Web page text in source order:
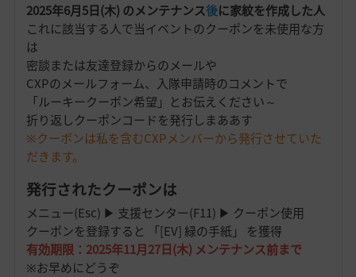
2025年6月5日(木) のメンテナンス後に家紋を作成した人
これに該当する人で当イベントのクーポンを未使用な方
は
密談または友達登録からのメールや
CXPのメールフォーム、入隊申請時のコメントで
「ルーキークーポン希望」とお伝えください～
折り返しクーポンコードを発行しまああす
※クーポンは私を含むCXPメンバーから発行させていた
だきます。
発行されたクーポンは
メニュー(Esc) ▶ 支援センター(F11) ▶ クーポン使用
クーポンを登録すると 「[EV] 緑の手紙」 を獲得
有効期限：2025年11月27日(木) メンテナンス前まで
※お早めにどうぞ